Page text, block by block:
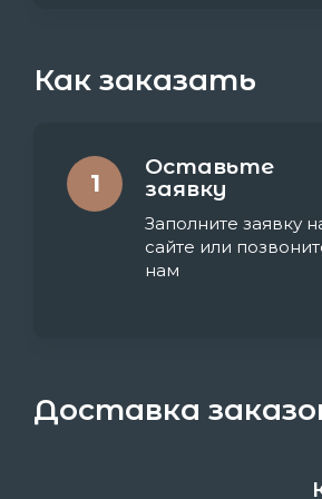
Как заказать
1
Оставьте
заявку
Заполните заявку
сайте или
нам
Доставка